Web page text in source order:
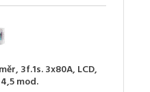
3f.1s. 3x80A, LCD,
mod.